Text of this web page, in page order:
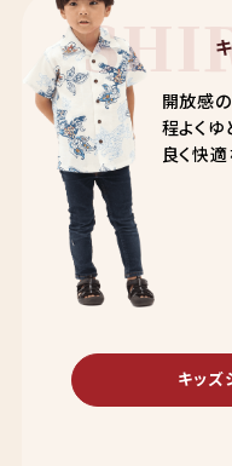
開放感
程よく
良く快適
キッズ